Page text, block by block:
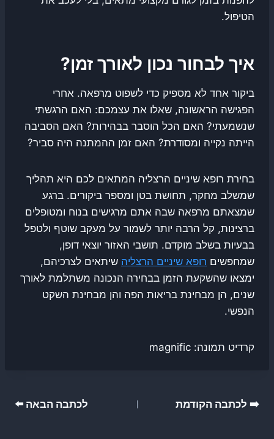
הטיפול.
איך לבחור נכון לאורך זמן?
ביקור אחד לא מספיק כדי לשפוט מרפאה. אחרי
הפגישה הראשונה, שאלו את עצמכם: האם הרגשתי
שנשמעתי? האם הכל הוסבר בבהירות? האם הסביבה
הייתה נקייה ומסודרת? האם זמן ההמתנה היה סביר?
בחירת רופא שיניים הרצליה המתאים לכם היא תהליך
שמשלב מחקר, תחושת בטן ומספר ביקורים. ברגע
שמצאתם מרפאה שבה אתם מרגישים בנוח ומטופלים
ברצינות, קל הרבה יותר לשמור על מעקב שוטף ולטפל
בבעיות בשלב מוקדם. תושבי האזור יוצאי דופן,
שמחפשים רופא שיניים הרצליה שיתאים לצרכיהם,
ימצאו שהשקעת הזמן בבחירה הנכונה משתלמת לאורך
שנים, הן מבחינת בריאות הפה והן מבחינת השקט
הנפשי.
קרדיט תמונה: magnific
ניווט
➡️ לכתבה הקודמת לכתבה הבאה ⬅️